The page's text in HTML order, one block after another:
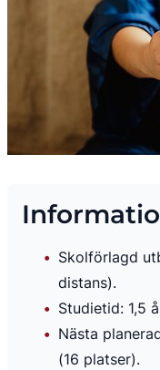
Skolförlagd
distans).
Studietid: 1,5
Nästa
(16 platser).